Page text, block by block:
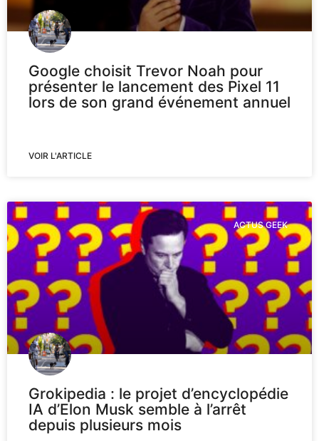
Google choisit Trevor Noah pour
présenter le lancement des Pixel 11
lors de son grand événement annuel
VOIR L'ARTICLE
ACTUS GEEK
Grokipedia : le projet d’encyclopédie
IA d’Elon Musk semble à l’arrêt
depuis plusieurs mois